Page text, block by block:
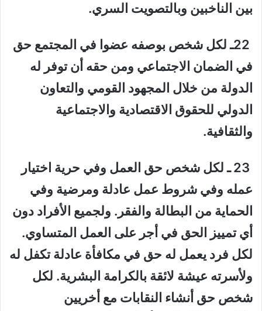
بين الناخبين وبالتصويت السري.
22ـ لكل شخص بوصفه عضوا في المجتمع حق
في الضمان الاجتماعي ومن حقه أن توفر له
الدولة من خلال المجهود القومي والتعاون
الدولي للحقوق الاقتصادية والاجتماعية
والثقافية.
23 ـ لكل شخص حق العمل وفي حرية اختيار
عمله وفي شروط عمل عادلة ومرضية وفي
الحماية من البطالة والفقر. ولجميع الأفراد دون
أي تمييز الحق في أجر على العمل المتساوي.
لكل فرد يعمل له حق في مكافأة عادلة تكفل له
ولأسرته عيشة لائقة بالكرامة البشرية. لكل
شخص حق أنشاء النقابات مع أخريين